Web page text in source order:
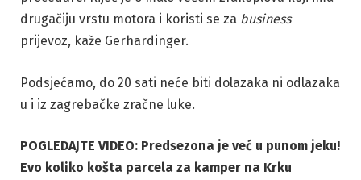
drugačiju vrstu motora i koristi se za business
prijevoz, kaže Gerhardinger.
Podsjećamo, do 20 sati neće biti dolazaka ni odlazaka
u i iz zagrebačke zračne luke.
POGLEDAJTE VIDEO: Predsezona je već u punom jeku!
Evo koliko košta parcela za kamper na Krku